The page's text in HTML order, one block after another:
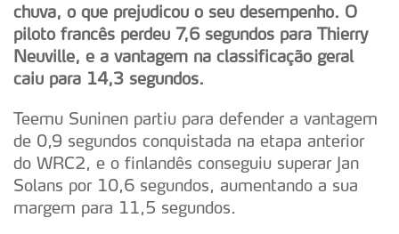
chuva, o que prejudicou o seu desempenho. O
piloto francês perdeu 7,6 segundos para Thierry
Neuville, e a vantagem na classificação geral
caiu para 14,3 segundos.
Teemu Suninen partiu para defender a vantagem
de 0,9 segundos conquistada na etapa anterior
do WRC2, e o finlandês conseguiu superar Jan
Solans por 10,6 segundos, aumentando a sua
margem para 11,5 segundos.